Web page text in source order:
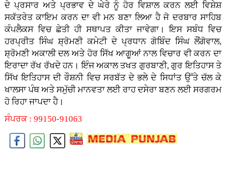
ਦੇ ਪ੍ਰਸਾਰ ਅਤੇ ਪ੍ਰਭਾਵ ਦੇ ਘੇਰੇ ਨੂੰ ਹੋਰ ਵਿਸ਼ਾਲ ਕਰਨ ਲਈ ਵਿਸ਼ੇਸ਼
ਸਕੱਤਰੇਤ ਕਾਇਮ ਕਰਨ ਦਾ ਵੀ ਮਨ ਬਣਾ ਲਿਆ ਹੈ ਜੋ ਦਰਬਾਰ ਸਾਹਿਬ
ਕੰਪਲੈਕਸ ਵਿਚ ਛੇਤੀ ਹੀ ਸਥਾਪਤ ਕੀਤਾ ਜਾਵੇਗਾ। ਇਸ ਸਬੰਧ ਵਿਚ
ਹਰਪ੍ਰੀਤ ਸਿੰਘ ਸ਼੍ਰੋਮਣੀ ਕਮੇਟੀ ਦੇ ਪ੍ਰਧਾਨ ਗੋਬਿੰਦ ਸਿੰਘ ਲੌਂਗੋਵਾਲ,
ਸ਼੍ਰੋਮਣੀ ਅਕਾਲੀ ਦਲ ਅਤੇ ਹੋਰ ਸਿੱਖ ਆਗੂਆਂ ਨਾਲ ਵਿਚਾਰ ਵੀ ਕਰਨ ਦਾ
ਇਰਾਦਾ ਰੱਖ ਰੱਖਦੇ ਹਨ। ਇੰਜ ਅਕਾਲ ਤਖਤ ਗੁਰਬਾਣੀ, ਗੁਰ ਇਤਿਹਾਸ ਤੇ
ਸਿੱਖ ਇਤਿਹਾਸ ਦੀ ਰੌਸ਼ਨੀ ਵਿਚ ਸਰਬੱਤ ਦੇ ਭਲੇ ਦੇ ਸਿਧਾਂਤ ਉੱਤੇ ਚੱਲ ਕੇ
ਖਾਲਸਾ ਪੰਥ ਅਤੇ ਸਮੁੱਚੀ ਮਾਨਵਤਾ ਲਈ ਰਾਹ ਦਸੇਰਾ ਬਣਨ ਲਈ ਸਰਗਰਮ
ਹੋ ਰਿਹਾ ਜਾਪਦਾ ਹੈ।
ਸੰਪਰਕ : 99150-91063